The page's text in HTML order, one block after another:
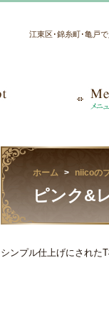
江東区･錦糸町･亀戸
ホーム niicoの
ピン
シンプル仕上げにされた